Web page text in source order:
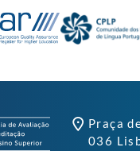
Praça
036